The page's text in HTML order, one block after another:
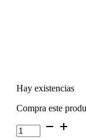
Hay existencias
Compra este
Gel
Polish